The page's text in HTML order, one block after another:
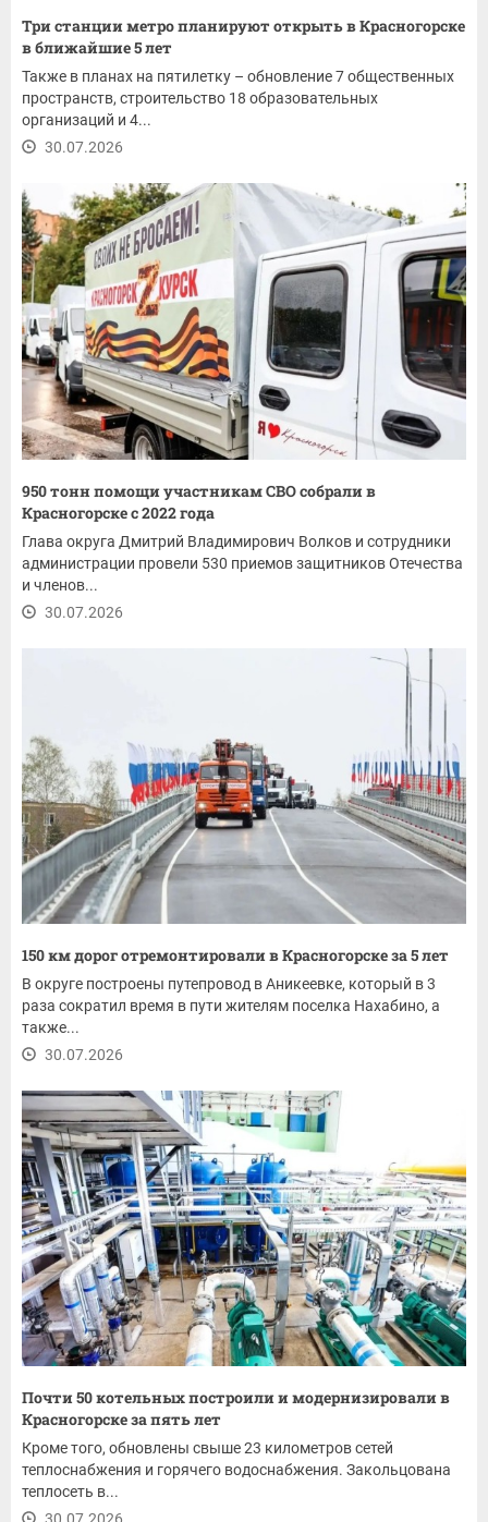
Три станции метро планируют открыть в Красногорске
в ближайшие 5 лет
Также в планах на пятилетку – обновление 7 общественных
пространств, строительство 18 образовательных
организаций и 4...
30.07.2026
950 тонн помощи участникам СВО собрали в
Красногорске с 2022 года
Глава округа Дмитрий Владимирович Волков и сотрудники
администрации провели 530 приемов защитников Отечества
и членов...
30.07.2026
150 км дорог отремонтировали в Красногорске за 5 лет
В округе построены путепровод в Аникеевке, который в 3
раза сократил время в пути жителям поселка Нахабино, а
также...
30.07.2026
Почти 50 котельных построили и модернизировали в
Красногорске за пять лет
Кроме того, обновлены свыше 23 километров сетей
теплоснабжения и горячего водоснабжения. Закольцована
теплосеть в...